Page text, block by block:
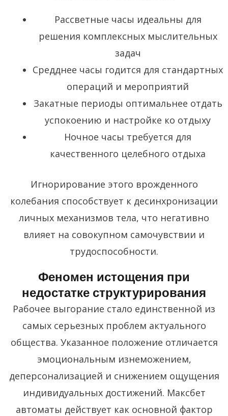
Рассветные часы идеальны для
решения комплексных мыслительных
задач
Средднее часы годится для стандартных
операций и мероприятий
Закатные периоды оптимальнее отдать
успокоению и настройке ко отдыху
Ночное часы требуется для
качественного целебного отдыха
Игнорирование этого врожденного
колебания способствует к десинхронизации
личных механизмов тела, что негативно
влияет на совокупном самочувствии и
трудоспособности.
Феномен истощения при
недостатке структурирования
Рабочее выгорание стало единственной из
самых серьезных проблем актуального
общества. Указанное положение отличается
эмоциональным изнеможением,
деперсонализацией и снижением ощущения
индивидуальных достижений. Максбет
автоматы действует как основной фактор